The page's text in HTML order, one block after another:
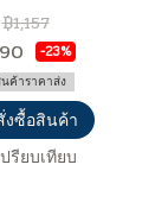
฿1,157
-23%
ค้าราคาส่ง
งซื้อสินค้า
ปรียบเทียบ